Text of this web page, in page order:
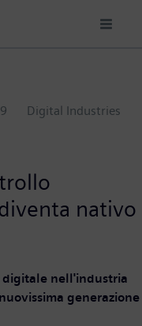
Digital Industries
nativo
digitale nell'industria
generazione